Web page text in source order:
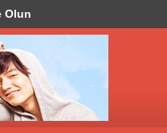
Olun